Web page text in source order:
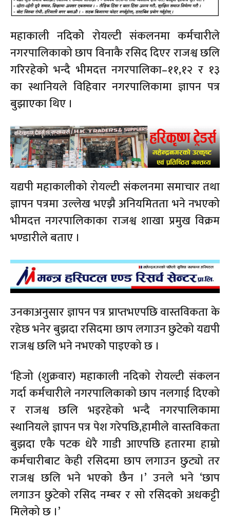
महाकाली नदिकोे रोयल्टी संकलनमा कर्मचारीले
नगरपालिकाको छाप विनाकै रसिद दिएर राजश्व छलि
गरिरहेको भन्दै भीमदत्त नगरपालिका–११,१२ र १३
का स्थानियले विहिवार नगरपालिकामा ज्ञापन पत्र
बुझाएका थिए ।
यद्यपी महाकालीको रोयल्टी संकलनमा समाचार तथा
ज्ञापन पत्रमा उल्लेख भएझै अनियमितता भने नभएको
भीमदत्त नगरपालिकाका राजश्व शाखा प्रमुख विक्रम
भण्डारीले बताए ।
उनकाअनुसार ज्ञापन पत्र प्राप्तभएपछि वास्तविकता के
रहेछ भनेर बुझदा रसिदमा छाप लगाउन छुटेको यद्यपी
राजश्व छलि भने नभएकोे पाइएको छ ।
‘हिजो (शुक्रवार) महाकाली नदिको रोयल्टी संकलन
गर्दा कर्मचारीले नगरपालिकाको छाप नलगाई दिएको
र राजश्व छलि भइरहेको भन्दै नगरपालिकामा
स्थानियले ज्ञापन पत्र पेश गरेपछि,हामीले वास्तविकता
बुझदा एकै पटक धेरै गाडी आएपछि हतारमा हाम्रो
कर्मचारीबाट केही रसिदमा छाप लगाउन छुट्यो तर
राजश्व छलि भने भएको छैन ।’ उनले भने ‘छाप
लगाउन छुटेको रसिद नम्बर र सो रसिदको अधकट्टी
मिलेको छ ।’